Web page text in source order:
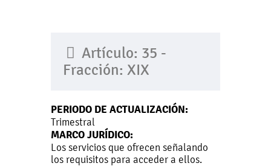
Artículo: 35 -
Fracción: XIX
PERIODO DE ACTUALIZACIÓN:
Trimestral
MARCO JURÍDICO:
Los servicios que ofrecen señalando
los requisitos para acceder a ellos.